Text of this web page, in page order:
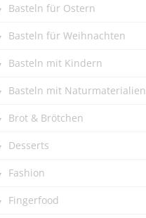
Basteln für Ostern
Basteln für Weihnachten
Basteln mit Kindern
Basteln mit Naturmaterialien
Brot & Brötchen
Desserts
Fashion
Fingerfood